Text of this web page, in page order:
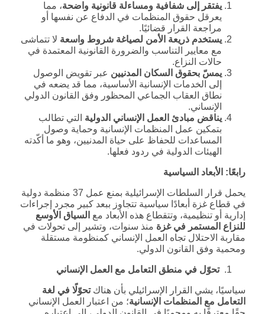
يفتقر إلى شفافية ومساءلة قانونية واضحة، مما
يعرقل حقوق المنظمات في الدفاع عن نفسها أو
مراجعة القرار قضائيًا.
يستخدم ذريعة الأمن لصياغة شروط واسعة لا تتماشى
مع معايير التناسب والضرورة القانونية المعتمدة في
حالات النزاع.
يمسّ بحقوق السكان المدنيين عبر تقويض الوصول
إلى الخدمات الإنسانية الأساسية، مما قد يضعه في
نطاق العقاب الجماعي المحظور وفق القانون الدولي
الإنساني.
يناقض مبادئ العمل الإنساني الدولية التي تطالب
بتمكين عمل المنظمات الإنسانية وحماية وصول
المساعدات للحفاظ على حياة المدنيين، وهو ما أكّدته
الهيئات الدولية في ردود فعلها.
رابعًا: الأبعاد السياسية
يحمل قرار السلطات الإسرائيلية بمنع عمل 37 منظمة دولية
في قطاع غزة أبعادًا سياسية تتجاوز ببعد كبير مجرد إجراءات
إدارية أو تنظيمية، وتتقطاع هذه الأبعاد مع السياق الأوسع
للنزاع المستمر في غزة منذ سنوات، وتشير إلى تحولات في
مقاربة الاحتلال تجاه العمل الإنساني كمنظومة مستقلة
ومحمية وفق القانون الدولي.
تحوّل في منطق التعامل مع العمل الإنساني
سياسيًا، يشي القرار الإسرائيلي بأن هناكتحوّلًا في لغة
التعامل مع المنظمات الإنسانية؛ من اعتبار العمل الإنساني